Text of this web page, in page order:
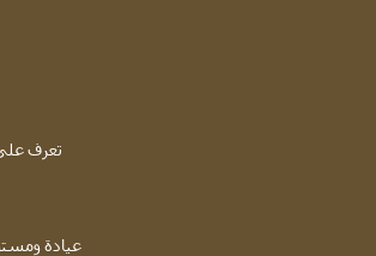
تعرف
عيادة